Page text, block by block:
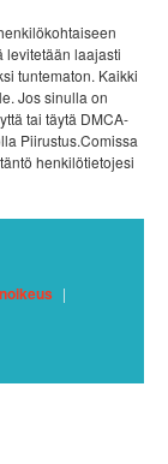
levitetään laajasti
tuntematon. Kaikki
Jos sinulla on
tai täytä DMCA-
Piirustus.Comissa
henkilötietojesi
|